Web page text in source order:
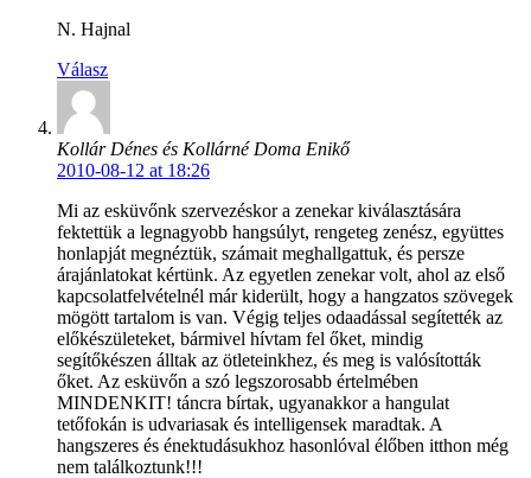
N. Hajnal
Válasz
Kollár Dénes és Kollárné Doma Enikő
2010-08-12 at 18:26
Mi az esküvőnk szervezéskor a zenekar kiválasztására
fektettük a legnagyobb hangsúlyt, rengeteg zenész, együttes
honlapját megnéztük, számait meghallgattuk, és persze
árajánlatokat kértünk. Az egyetlen zenekar volt, ahol az első
kapcsolatfelvételnél már kiderült, hogy a hangzatos szövegek
mögött tartalom is van. Végig teljes odaadással segítették az
előkészületeket, bármivel hívtam fel őket, mindig
segítőkészen álltak az ötleteinkhez, és meg is valósították
őket. Az esküvőn a szó legszorosabb értelmében
MINDENKIT! táncra bírtak, ugyanakkor a hangulat
tetőfokán is udvariasak és intelligensek maradtak. A
hangszeres és énektudásukhoz hasonlóval élőben itthon még
nem találkoztunk!!!